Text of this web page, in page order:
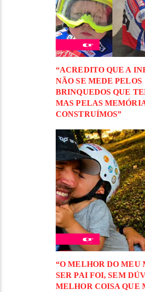
“ACREDITO QUE A
NÃO SE MEDE PELOS
BRINQUEDOS QUE
MAS PELAS
CONSTRUÍMOS”
“O MELHOR DO MEU
SER PAI FOI, SEM
MELHOR COISA QUE